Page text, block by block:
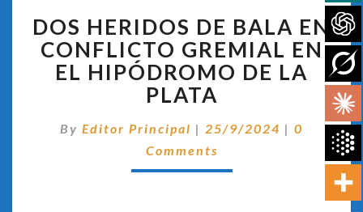
HERIDOS
DE
BALA
EN
CONFLICTO
EN
EL
HIPÓDROMO
DOS HERIDOS DE BALA EN
CONFLICTO GREMIAL EN
EL HIPÓDROMO DE LA
PLATA
By Editor Principal | 25/9/2024 | 0
Comments